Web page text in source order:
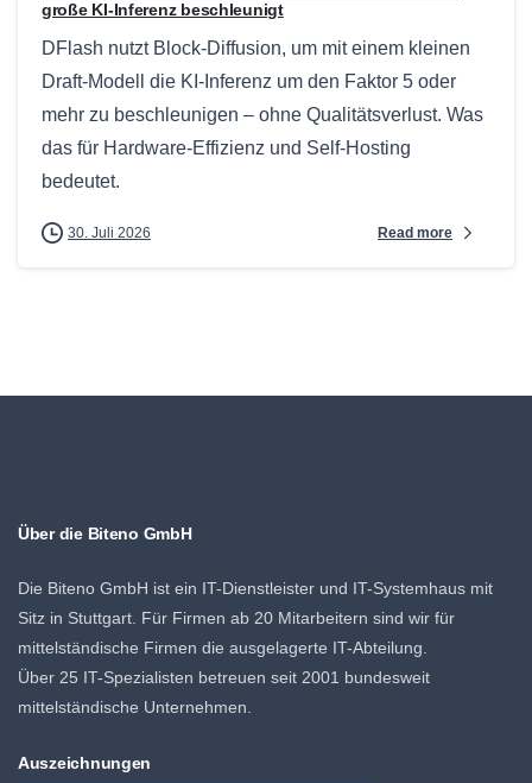
große KI-Inferenz beschleunigt
DFlash nutzt Block-Diffusion, um mit einem kleinen
Draft-Modell die KI-Inferenz um den Faktor 5 oder
mehr zu beschleunigen – ohne Qualitätsverlust. Was
das für Hardware-Effizienz und Self-Hosting
bedeutet.
30. Juli 2026 Read more
Über die Biteno GmbH
Die Biteno GmbH ist ein IT-Dienstleister und IT-Systemhaus mit
Sitz in Stuttgart. Für Firmen ab 20 Mitarbeitern sind wir für
mittelständische Firmen die ausgelagerte IT-Abteilung.
Über 25 IT-Spezialisten betreuen seit 2001 bundesweit
mittelständische Unternehmen.
Auszeichnungen